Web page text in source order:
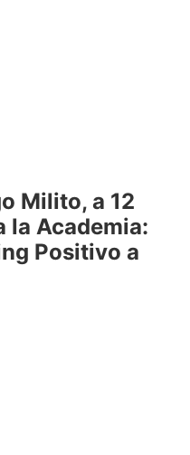
Milito, a 12
la Academia:
Positivo a